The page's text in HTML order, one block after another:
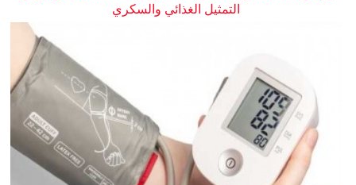
التمثيل الغذائي والسكري